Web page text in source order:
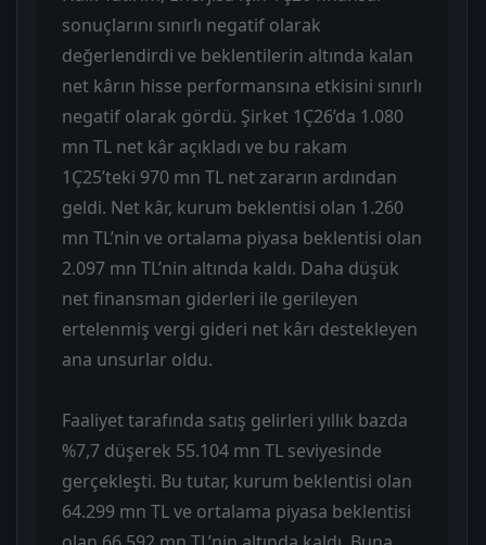
sonuçlarını sınırlı negatif olarak
değerlendirdi ve beklentilerin altında kalan
net kârın hisse performansına etkisini sınırlı
negatif olarak gördü. Şirket 1Ç26’da 1.080
mn TL net kâr açıkladı ve bu rakam
1Ç25’teki 970 mn TL net zararın ardından
geldi. Net kâr, kurum beklentisi olan 1.260
mn TL’nin ve ortalama piyasa beklentisi olan
2.097 mn TL’nin altında kaldı. Daha düşük
net finansman giderleri ile gerileyen
ertelenmiş vergi gideri net kârı destekleyen
ana unsurlar oldu.
Faaliyet tarafında satış gelirleri yıllık bazda
%7,7 düşerek 55.104 mn TL seviyesinde
gerçekleşti. Bu tutar, kurum beklentisi olan
64.299 mn TL ve ortalama piyasa beklentisi